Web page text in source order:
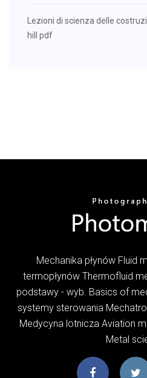
Lezioni di scienza delle
hill pdf
Mechanika płynów Fluid
termopłynów Thermofluid
podstawy - wyb. Basics of
systemy sterowania
Medycyna lotnicza Aviation
Metal